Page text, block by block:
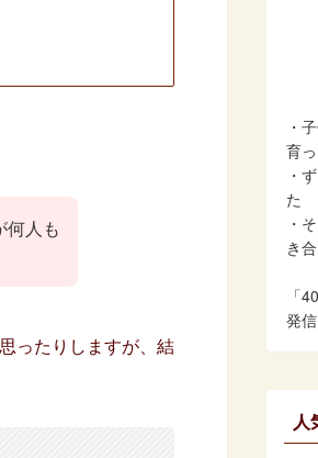
何人も
ったりしますが、結
・
育
・
た
・
き
「
発
人